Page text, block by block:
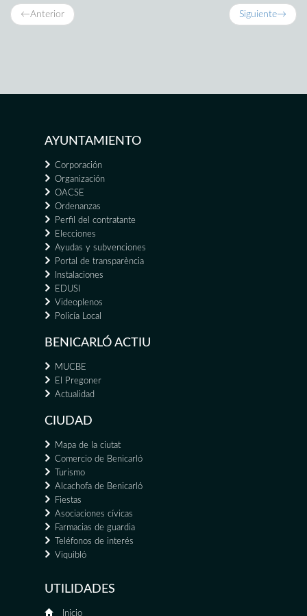
←Anterior Siguiente→
AYUNTAMIENTO
Corporación
Organización
OACSE
Ordenanzas
Perfil del contratante
Elecciones
Ayudas y subvenciones
Portal de transparència
Instalaciones
EDUSI
Videoplenos
Policía Local
BENICARLÓ ACTIU
MUCBE
El Pregoner
Actualidad
CIUDAD
Mapa de la ciutat
Comercio de Benicarló
Turismo
Alcachofa de Benicarló
Fiestas
Asociaciones cívicas
Farmacias de guardia
Teléfonos de interés
Viquibló
UTILIDADES
Inicio